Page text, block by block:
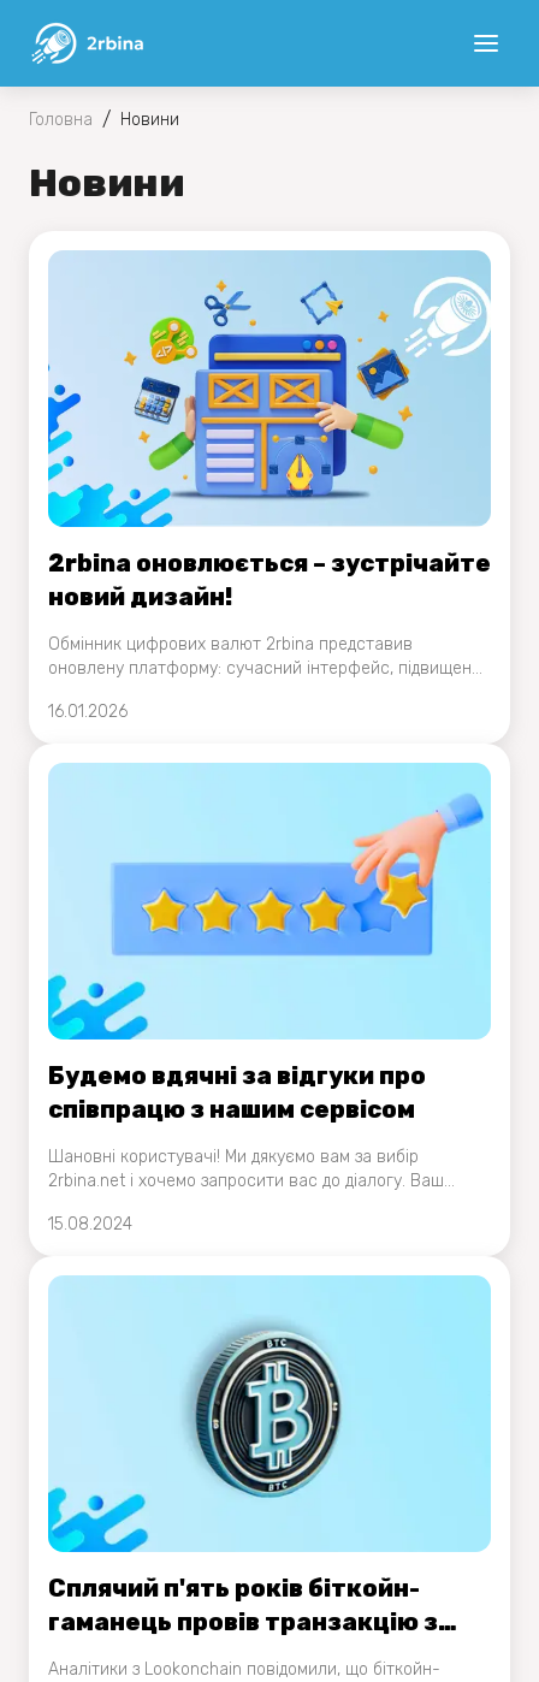
Головна / Новини
Новини
2rbina оновлюється – зустрічайте
новий дизайн!
Обмінник цифрових валют 2rbina представив
оновлену платформу: сучасний інтерфейс, підвищена
користувачів
16.01.2026
Будемо вдячні за відгуки про
співпрацю з нашим сервісом
Шановні користувачі! Ми дякуємо вам за вибір
2rbina.net і хочемо запросити вас до діалогу. Ваш
оскільки він допомагає нам об'єктивно оцінювати
поліпшення сервісу.
15.08.2024
Сплячий п'ять років біткойн-
гаманець провів транзакцію з
8000 BTC на Binance
Аналітики з Lookonchain повідомили, що біткойн-